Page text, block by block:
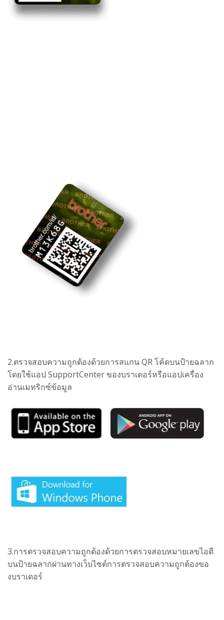
2.ตรวจสอบความถูกต้องด้วยการสแกน QR โค้ดบนป้ายฉลาก
โดยใช้แอป SupportCenter ของบราเดอร์หรือแอปเครื่อง
อ่านเมทริกซ์ข้อมูล
3.การตรวจสอบความถูกต้องด้วยการตรวจสอบหมายเลขไอดี
บนป้ายฉลากผ่านทางเว็บไซต์การตรวจสอบความถูกต้องขอ
งบราเดอร์